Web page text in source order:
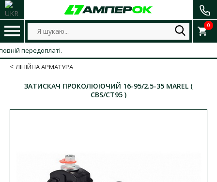
0
передоплаті.
ЛІНІЙНА АРМАТУРА
ЗАТИСКАЧ ПРОКОЛЮЮЧИЙ 16-95/2.5-35 MAREL (
CBS/CT95 )